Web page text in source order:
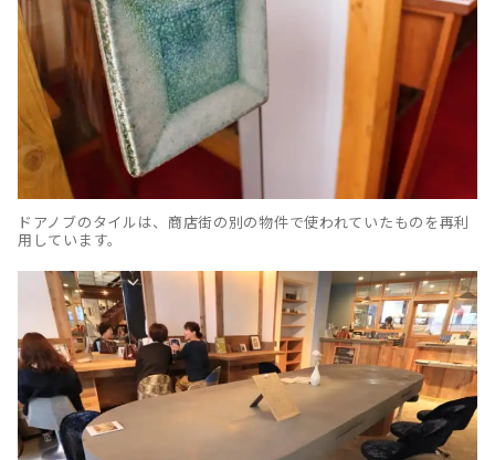
ドアノブのタイルは、商店街の別の物件で使われていたものを再利
用しています。